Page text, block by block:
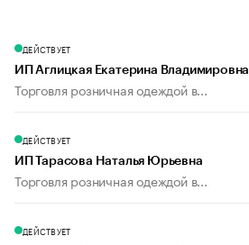
ДЕЙСТВУЕТ
ИП Аглицкая Екатерина Владимировна
Торговля розничная одеждой в...
ДЕЙСТВУЕТ
ИП Тарасова Наталья Юрьевна
Торговля розничная одеждой в...
ДЕЙСТВУЕТ